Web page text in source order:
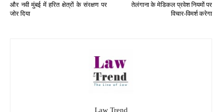
और नवी मुंबई में हरित क्षेत्रों के संरक्षण पर
जोर दिया
तेलंगाना के मेडिकल प्रवेश नियमों पर
विचार-विमर्श करेगा
Law Trend